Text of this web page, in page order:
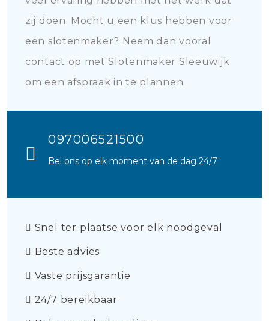
zij doen. Mocht u een klus hebben voor
een slotenmaker? Neem dan vooral
contact op met Slotenmaker Sleeuwijk
om een afspraak in te plannen.
097006521500
Bel ons op elk moment van de dag 24/7
Snel ter plaatse voor elk noodgeval
Beste advies
Vaste prijsgarantie
24/7 bereikbaar